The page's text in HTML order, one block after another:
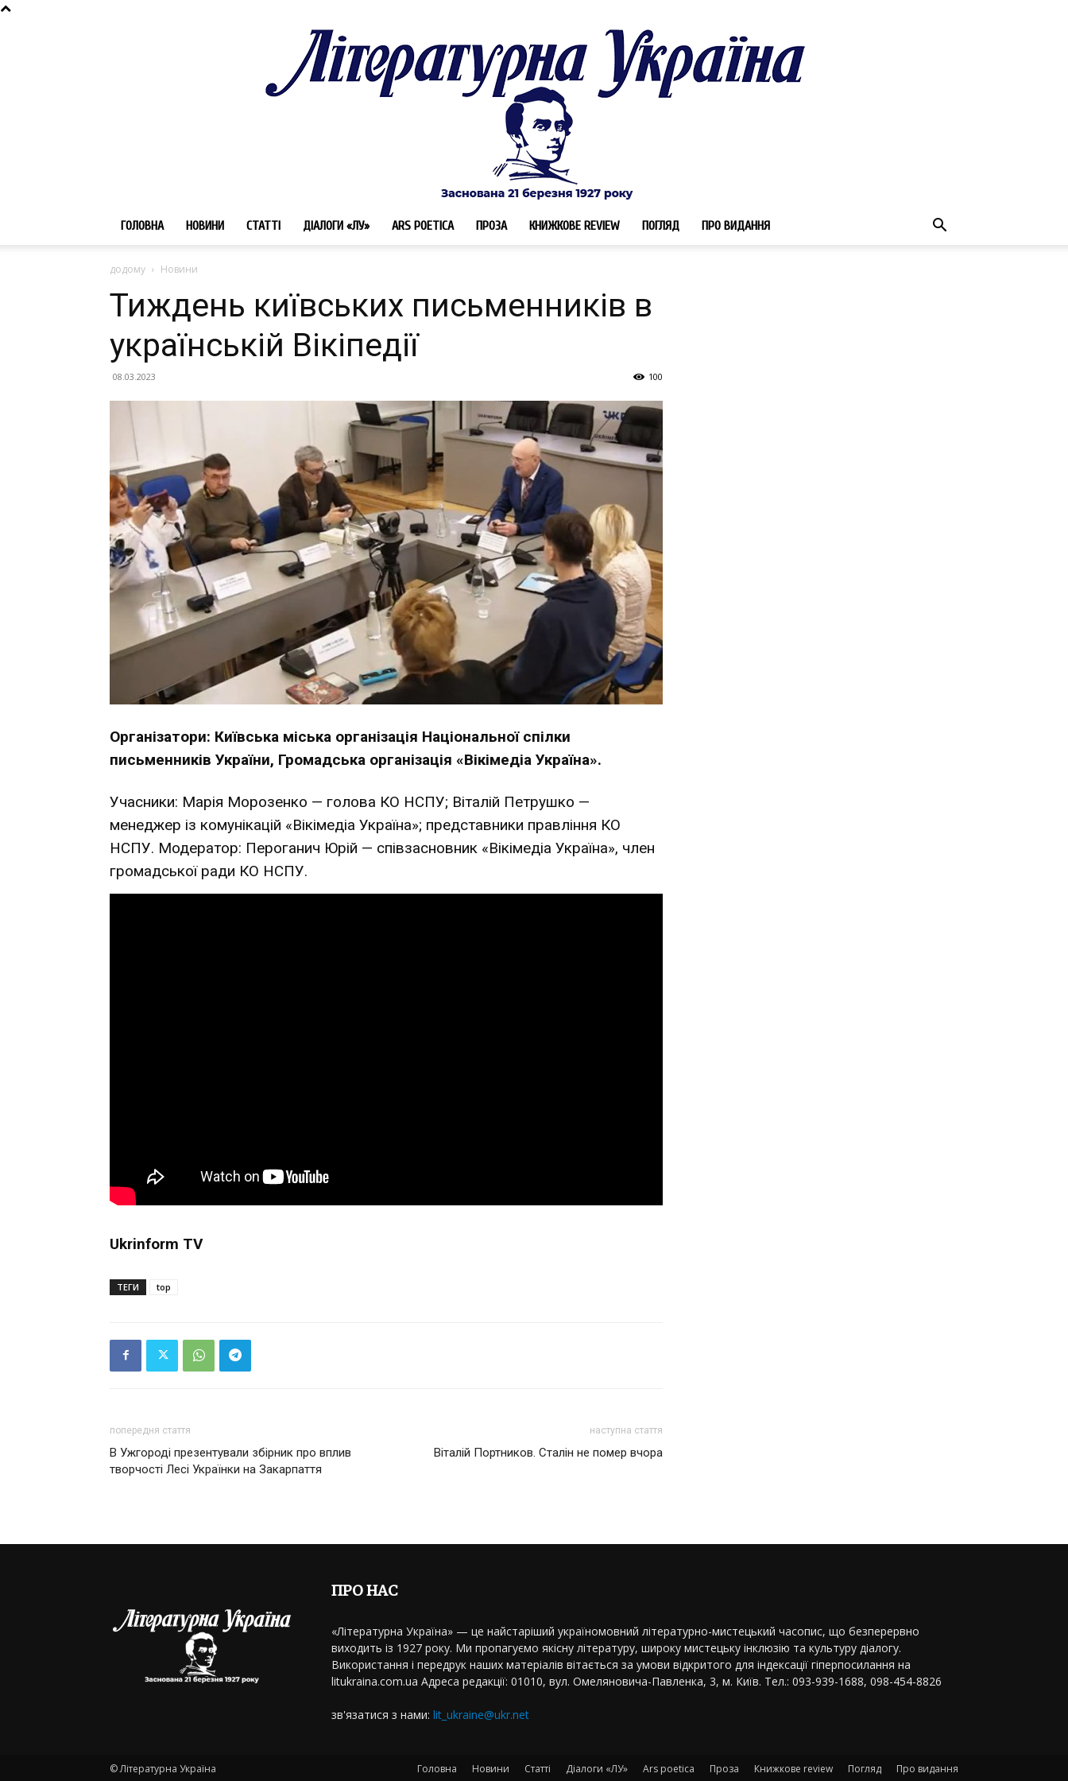
–
Літукраїна
ГОЛОВНА НОВИНИ СТАТТІ ДІАЛОГИ «ЛУ» ARS POETICA ПРОЗА КНИЖКОВЕ REVIEW ПОГЛЯД ПРО ВИДАННЯ
додому Новини
Тиждень київських письменників в
українській Вікіпедії
08.03.2023 100
Організатори: Київська міська організація Національної спілки
письменників України, Громадська організація «Вікімедіа Україна».
Учасники: Марія Морозенко — голова КО НСПУ; Віталій Петрушко —
менеджер із комунікацій «Вікімедіа Україна»; представники правління КО
НСПУ. Модератор: Пероганич Юрій — співзасновник «Вікімедіа Україна», член
громадської ради КО НСПУ.
Ukrinform TV
ТЕГИ top
попередня стаття
В Ужгороді презентували збірник про вплив
творчості Лесі Українки на Закарпаття
наступна стаття
Віталій Портников. Сталін не помер вчора
ПРО НАС
«Літературна Україна» — це найстаріший україномовний літературно-мистецький часопис, що безперервно
виходить із 1927 року. Ми пропагуємо якісну літературу, широку мистецьку інклюзію та культуру діалогу.
Використання і передрук наших матеріалів вітається за умови відкритого для індексації гіперпосилання на
litukraina.com.ua Адреса редакції: 01010, вул. Омеляновича-Павленка, 3, м. Київ. Тел.: 093-939-1688, 098-454-8826
зв'язатися з нами: lit_ukraine@ukr.net
Головна Новини Статті Діалоги «ЛУ» Ars poetica Проза Книжкове review Погляд Про видання
© Літературна Україна